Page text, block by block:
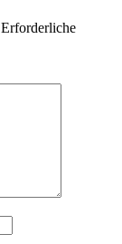
Erforderliche